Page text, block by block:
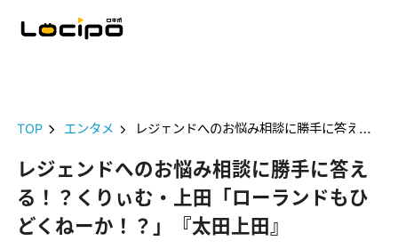
TOP エンタメ レジェンドへのお悩み相談に勝手に答える！？くりぃむ・上田「ローランドもひどくねーか！？」『太田上田』
レジェンドへのお悩み相談に勝手に答え
る！？くりぃむ・上田「ローランドもひ
どくねーか！？」『太田上田』